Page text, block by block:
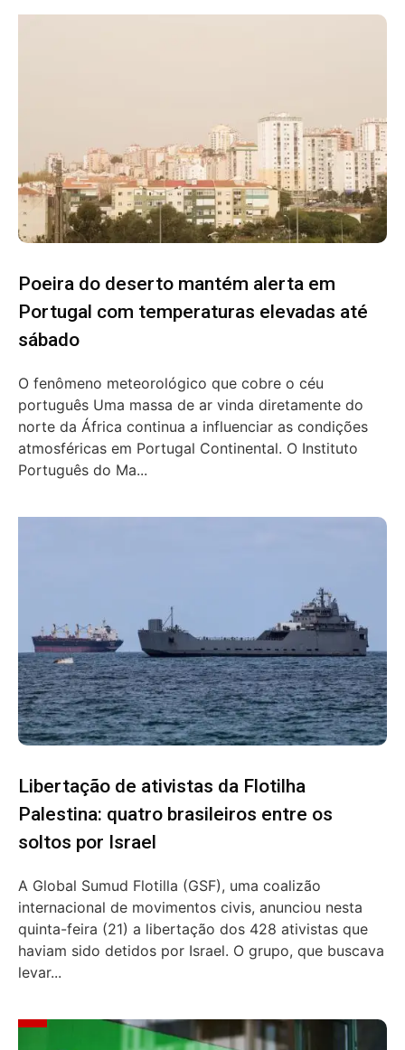
Poeira do deserto mantém alerta em
Portugal com temperaturas elevadas até
sábado
O fenômeno meteorológico que cobre o céu
português Uma massa de ar vinda diretamente do
norte da África continua a influenciar as condições
atmosféricas em Portugal Continental. O Instituto
Português do Ma...
Libertação de ativistas da Flotilha
Palestina: quatro brasileiros entre os
soltos por Israel
A Global Sumud Flotilla (GSF), uma coalizão
internacional de movimentos civis, anunciou nesta
quinta-feira (21) a libertação dos 428 ativistas que
haviam sido detidos por Israel. O grupo, que buscava
levar...